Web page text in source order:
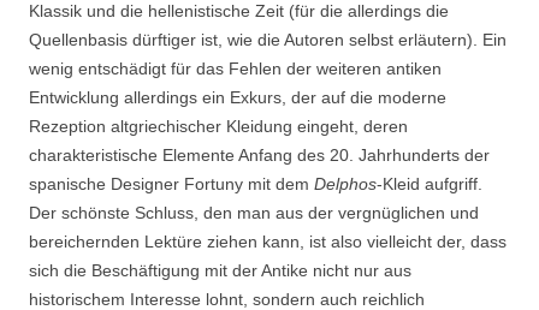
Klassik und die hellenistische Zeit (für die allerdings die
Quellenbasis dürftiger ist, wie die Autoren selbst erläutern). Ein
wenig entschädigt für das Fehlen der weiteren antiken
Entwicklung allerdings ein Exkurs, der auf die moderne
Rezeption altgriechischer Kleidung eingeht, deren
charakteristische Elemente Anfang des 20. Jahrhunderts der
spanische Designer Fortuny mit dem Delphos-Kleid aufgriff.
Der schönste Schluss, den man aus der vergnüglichen und
bereichernden Lektüre ziehen kann, ist also vielleicht der, dass
sich die Beschäftigung mit der Antike nicht nur aus
historischem Interesse lohnt, sondern auch reichlich